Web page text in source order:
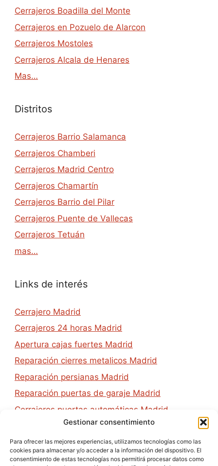
Gestionar consentimiento
Para ofrecer las mejores experiencias, utilizamos tecnologías como las
cookies para almacenar y/o acceder a la información del dispositivo. El
consentimiento de estas tecnologías nos permitirá procesar datos como
Cerrajeros Boadilla del Monte
Cerrajeros en Pozuelo de Alarcon
Cerrajeros Mostoles
Cerrajeros Alcala de Henares
Mas…
Distritos
Cerrajeros Barrio Salamanca
Cerrajeros Chamberi
Cerrajeros Madrid Centro
Cerrajeros Chamartín
Cerrajeros Barrio del Pilar
Cerrajeros Puente de Vallecas
Cerrajeros Tetuán
mas…
Links de interés
Cerrajero Madrid
Cerrajeros 24 horas Madrid
Apertura cajas fuertes Madrid
Reparación cierres metalicos Madrid
Reparación persianas Madrid
Reparación puertas de garaje Madrid
Cerrajeros puertas automáticas Madrid
Apertura de puertas en Madrid
Cambio de cerraduras en Madrid